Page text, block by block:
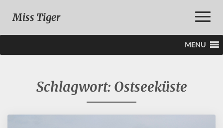
Toggle
Miss Tiger
MENU
Schlagwort: Ostseeküste